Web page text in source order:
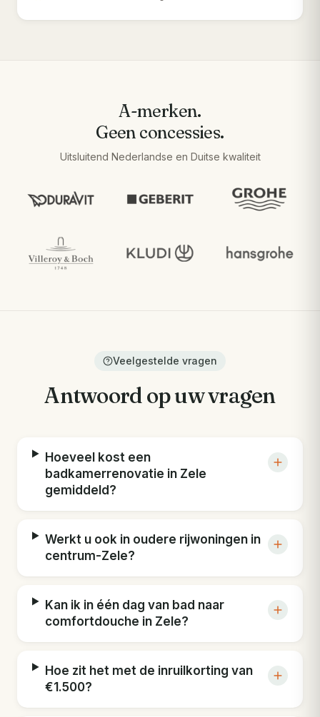
A-merken.
Geen concessies.
Uitsluitend Nederlandse en Duitse kwaliteit
Veelgestelde vragen
Antwoord op uw vragen
Hoeveel kost een
badkamerrenovatie in Zele
gemiddeld?
Werkt u ook in oudere rijwoningen in
centrum-Zele?
Kan ik in één dag van bad naar
comfortdouche in Zele?
Hoe zit het met de inruilkorting van
€1.500?